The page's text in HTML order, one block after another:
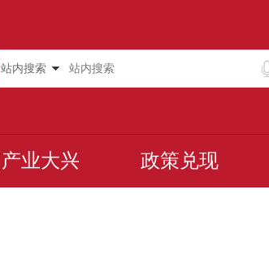
站内搜索
产业大兴 政策兑现